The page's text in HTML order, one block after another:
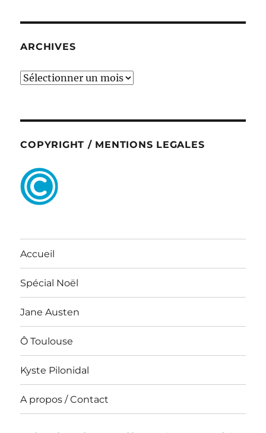
ARCHIVES
ARCHIVES
COPYRIGHT / MENTIONS LEGALES
Accueil
Spécial Noël
Jane Austen
Ô Toulouse
Kyste Pilonidal
A propos / Contact